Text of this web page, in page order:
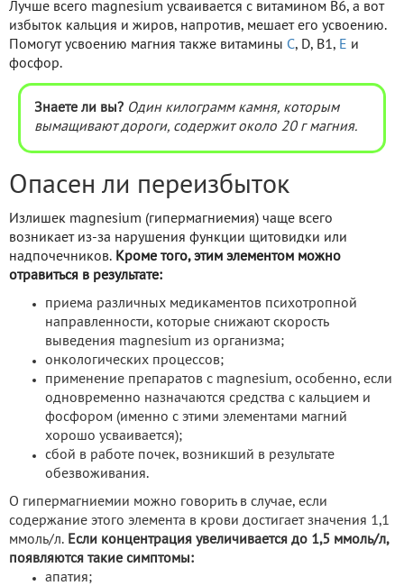
Лучше всего magnesium усваивается с витамином B6, а вот
избыток кальция и жиров, напротив, мешает его усвоению.
Помогут усвоению магния также витамины C, D, B1, E и
фосфор.
Знаете ли вы? Один килограмм камня, которым
вымащивают дороги, содержит около 20 г магния.
Опасен ли переизбыток
Излишек magnesium (гипермагниемия) чаще всего
возникает из-за нарушения функции щитовидки или
надпочечников. Кроме того, этим элементом можно
отравиться в результате:
приема различных медикаментов психотропной
направленности, которые снижают скорость
выведения magnesium из организма;
онкологических процессов;
применение препаратов с magnesium, особенно, если
одновременно назначаются средства с кальцием и
фосфором (именно с этими элементами магний
хорошо усваивается);
сбой в работе почек, возникший в результате
обезвоживания.
О гипермагниемии можно говорить в случае, если
содержание этого элемента в крови достигает значения 1,1
ммоль/л. Если концентрация увеличивается до 1,5 ммоль/л,
появляются такие симптомы:
апатия;